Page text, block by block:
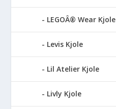
LEGOÂ® Wear Kjole
Levis Kjole
Lil Atelier Kjole
Livly Kjole